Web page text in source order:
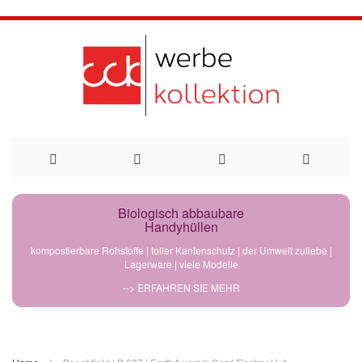
Direkt
Biologisch abbaubare
Handyhüllen
kompostierbare Rohstoffe | toller Kantenschutz | der Umwelt zuliebe |
Lagerware | viele Modelle
--> ERFAHREN SIE MEHR